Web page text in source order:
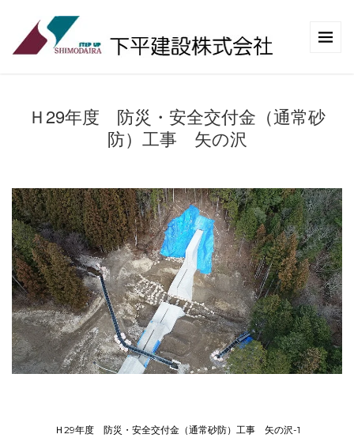
Ｈ29年度 防災・安全交付金（通常砂
防）工事 矢の沢
Ｈ29年度 防災・安全交付金（通常砂防）工事 矢の沢-1